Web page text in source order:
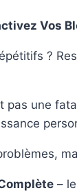
Vos
?
pas une
–